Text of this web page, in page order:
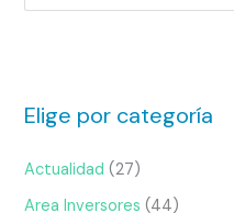
Elige por categoría
Actualidad (27)
Area Inversores (44)